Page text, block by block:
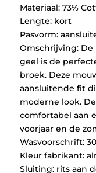
Materiaal: 73%
Lengte: kort
Pasvorm:
Omschrijving: De
geel is de
broek. Deze
aansluitende fit
moderne look.
comfortabel aan
voorjaar en de
Wasvoorschrift:
Kleur fabrikant:
Sluiting: rits aan